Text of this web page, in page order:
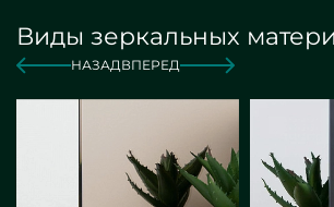
от 2 800 руб./м2
Виды зеркальных
НАЗАДВПЕРЕД